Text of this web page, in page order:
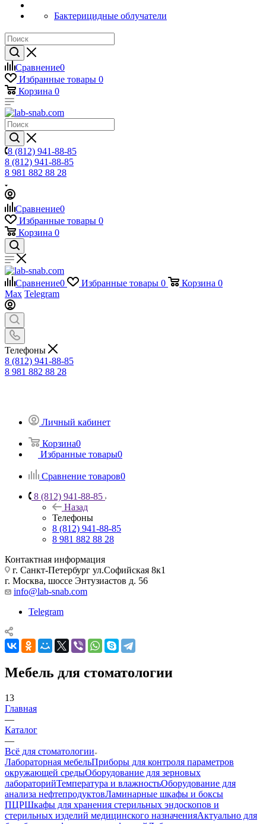
Бактерицидные облучатели
Сравнение0
Избранные товары 0
Корзина 0
8 (812) 941-88-85
8 (812) 941-88-85
8 981 882 88 28
Сравнение0
Избранные товары 0
Корзина 0
Сравнение0 Избранные товары 0 Корзина 0
Max Telegram
Телефоны
8 (812) 941-88-85
8 981 882 88 28
Личный кабинет
Корзина0
Избранные товары0
Сравнение товаров0
8 (812) 941-88-85
Назад
Телефоны
8 (812) 941-88-85
8 981 882 88 28
Контактная информация
г. Санкт-Петербург ул.Софийская 8к1
г. Москва, шоссе Энтузиастов д. 56
info@lab-snab.com
Telegram
Мебель для стоматологии
13
Главная
—
Каталог
—
Всё для стоматологии
Лабораторная мебельПриборы для контроля параметров
окружающей средыОборудование для зерновых
лабораторийТемпература и влажностьОборудование для
анализа нефтепродуктовЛаминарные шкафы и боксы
ПЦРШкафы для хранения стерильных эндоскопов и
стерильных изделий медицинского назначенияАктуально для